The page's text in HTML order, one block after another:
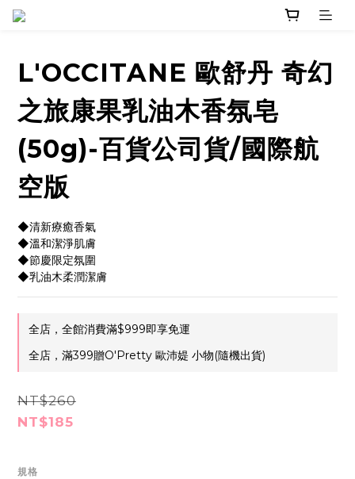
L'OCCITANE 歐舒丹 奇幻
之旅康果乳油木香氛皂
(50g)-百貨公司貨/國際航
空版
◆清新療癒香氣
◆溫和潔淨肌膚
◆節慶限定氛圍
◆乳油木柔潤潔膚
全店，全館消費滿$999即享免運
全店，滿399贈O'Pretty 歐沛媞 小物(隨機出貨)
NT$260
NT$185
規格